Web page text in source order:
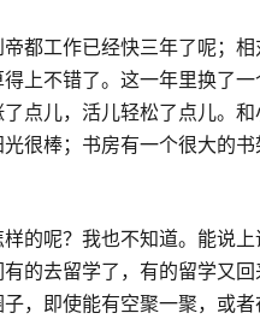
都工作已经快三年了呢；
上不错了。这一年里换了
点儿，活儿轻松了点儿。
很棒；书房有一个很大的
的呢？我也不知道。能说
的去留学了，有的留学又
，即使能有空聚一聚，或